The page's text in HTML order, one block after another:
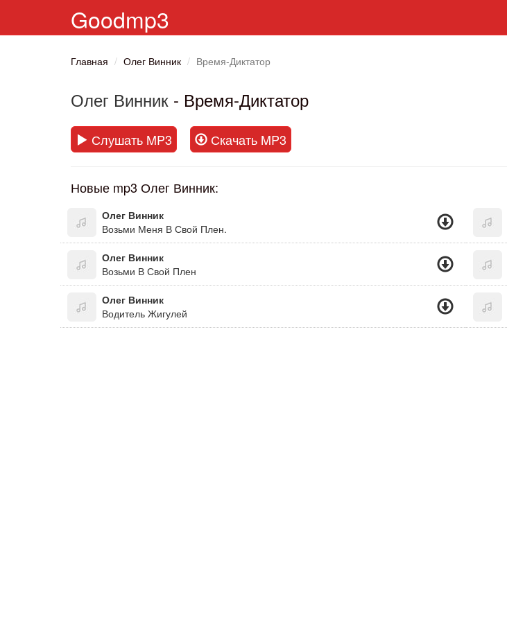
Goodmp3
Главная Олег Винник Время-Диктатор
Олег Винник - Время-Диктатор
Слушать MP3 Скачать MP3
Новые mp3 Олег Винник:
Олег Винник
Возьми Меня В Свой Плен.
Олег Винник
Возьми В Свой Плен
Олег Винник
Водитель Жигулей